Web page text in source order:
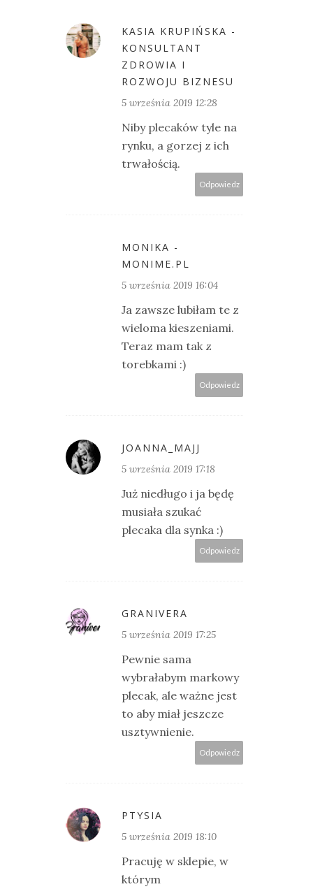
KASIA KRUPIŃSKA -
KONSULTANT
ZDROWIA I
ROZWOJU BIZNESU
5 września 2019 12:28
Niby plecaków tyle na
rynku, a gorzej z ich
trwałością.
Odpowiedz
MONIKA -
MONIME.PL
5 września 2019 16:04
Ja zawsze lubiłam te z
wieloma kieszeniami.
Teraz mam tak z
torebkami :)
Odpowiedz
JOANNA_MAJJ
5 września 2019 17:18
Już niedługo i ja będę
musiała szukać
plecaka dla synka :)
Odpowiedz
GRANIVERA
5 września 2019 17:25
Pewnie sama
wybrałabym markowy
plecak, ale ważne jest
to aby miał jeszcze
usztywnienie.
Odpowiedz
PTYSIA
5 września 2019 18:10
Pracuję w sklepie, w
którym